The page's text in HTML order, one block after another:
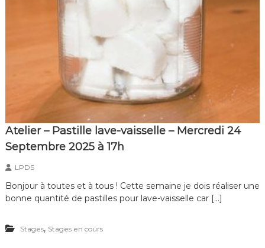
Atelier – Pastille lave-vaisselle – Mercredi 24
Septembre 2025 à 17h
LPDS
Bonjour à toutes et à tous ! Cette semaine je dois réaliser une
bonne quantité de pastilles pour lave-vaisselle car […]
Stages, Stages en cours